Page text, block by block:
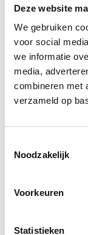
Deze website
We gebruiken
voor social
we informatie
media,
combineren met
verzameld op
Noodzakelijk
Voorkeuren
Statistieken